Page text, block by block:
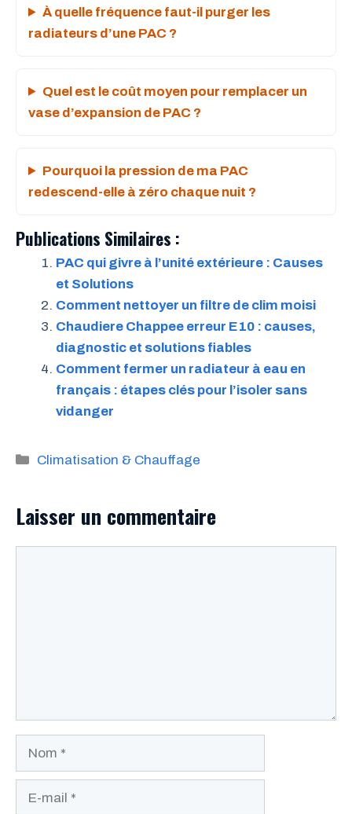
À quelle fréquence faut-il purger les
radiateurs d’une PAC ?
Quel est le coût moyen pour remplacer un
vase d’expansion de PAC ?
Pourquoi la pression de ma PAC
redescend-elle à zéro chaque nuit ?
Publications Similaires :
PAC qui givre à l’unité extérieure : Causes
et Solutions
Comment nettoyer un filtre de clim moisi
Chaudiere Chappee erreur E10 : causes,
diagnostic et solutions fiables
Comment fermer un radiateur à eau en
français : étapes clés pour l’isoler sans
vidanger
Catégories
Climatisation & Chauffage
Laisser un commentaire